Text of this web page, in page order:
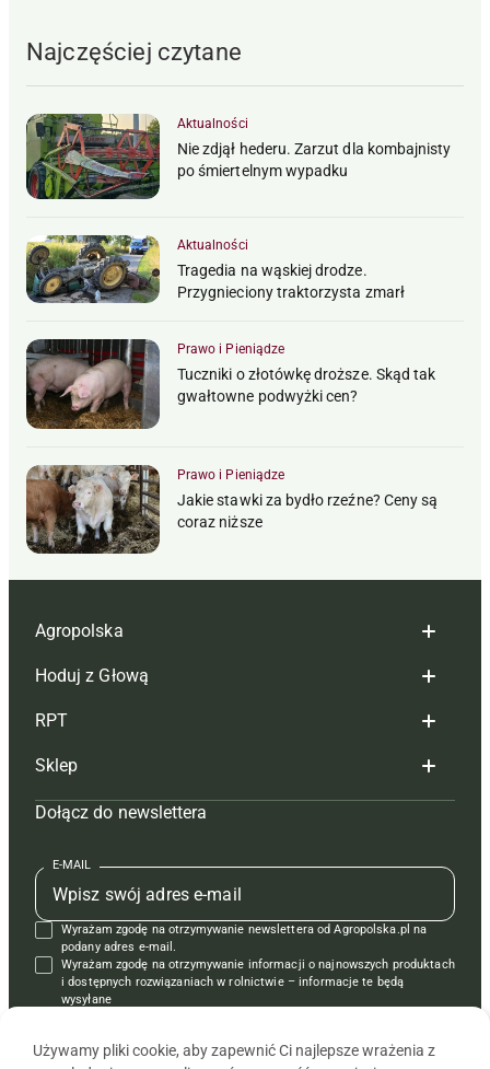
Najczęściej czytane
Aktualności
Nie zdjął hederu. Zarzut dla kombajnisty
po śmiertelnym wypadku
Aktualności
Tragedia na wąskiej drodze.
Przygnieciony traktorzysta zmarł
Prawo i Pieniądze
Tuczniki o złotówkę droższe. Skąd tak
gwałtowne podwyżki cen?
Prawo i Pieniądze
Jakie stawki za bydło rzeźne? Ceny są
coraz niższe
Agropolska
Redakcja
Reklama
Tagi
Mapa serwisu
Kontakt
Regulamin
Polityka prywatności
Hoduj z Głową
Hoduj z głową bydło
Hoduj z głową świnie
Prenumerata
Redakcja
Kontakt
Reklama
RPT
Redakcja
Prenumerata
Reklama
Kontakt
Krzyżówki
Sklep
Czasopisma i prenumerata
Książki
Regulamin
Dołącz do newslettera
E-MAIL
Wyrażam zgodę na otrzymywanie newslettera od Agropolska.pl na
podany adres e-mail.
Wyrażam zgodę na otrzymywanie informacji o najnowszych produktach
i dostępnych rozwiązaniach w rolnictwie – informacje te będą
wysyłane
Używamy pliki cookie, aby zapewnić Ci najlepsze wrażenia z